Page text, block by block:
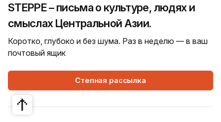
STEPPE – письма о культуре, людях и
смыслах Центральной Азии.
Коротко, глубоко и без шума. Раз в неделю — в ваш
почтовый ящик
Степная рассылка